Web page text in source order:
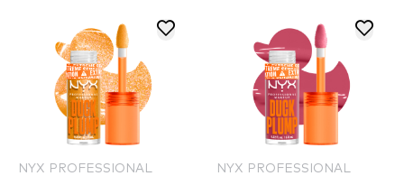
NYX PROFESSIONAL
NYX PROFESSIONAL